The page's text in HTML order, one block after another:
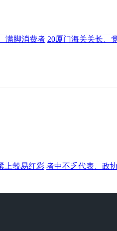
满脚消费者 20厦门海关关长、
上彀易红彩 者中不乏代表、政